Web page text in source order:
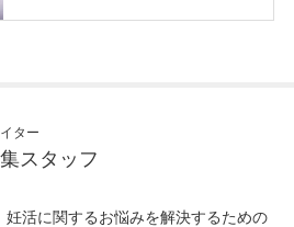
ター
スタッフ
活に関するお悩みを解決するための